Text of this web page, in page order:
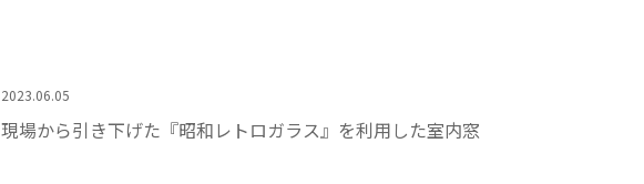
2023.06.05
現場から引き下げた『昭和レトロガラス』を利用した室内窓